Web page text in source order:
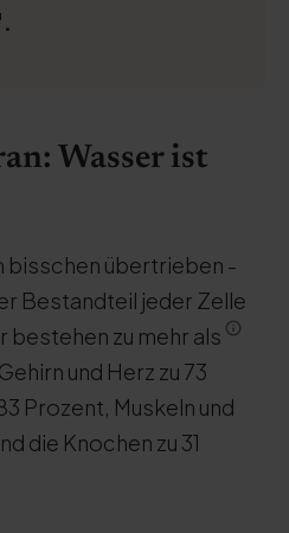
Wasser ist
bisschen übertrieben -
Bestandteil jeder Zelle
bestehen zu mehr als
und Herz zu 73
Prozent, Muskeln und
die Knochen zu 31